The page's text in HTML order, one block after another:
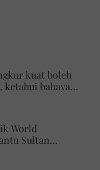
kuat boleh
ketahui bahaya
World
Sultan